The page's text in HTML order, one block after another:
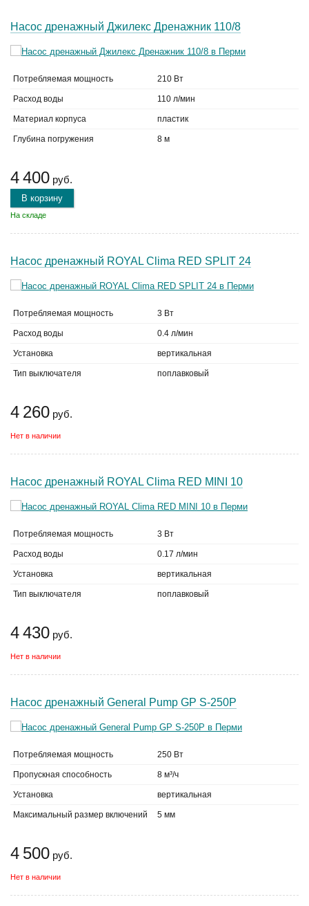
Насос дренажный Джилекс Дренажник 110/8
Потребляемая мощность 210 Вт
Расход воды 110 л/мин
Материал корпуса пластик
Глубина погружения 8 м
4 400 руб.
В корзину
На складе
Насос дренажный ROYAL Clima RED SPLIT 24
Потребляемая мощность 3 Вт
Расход воды 0.4 л/мин
Установка вертикальная
Тип выключателя поплавковый
4 260 руб.
Нет в наличии
Насос дренажный ROYAL Clima RED MINI 10
Потребляемая мощность 3 Вт
Расход воды 0.17 л/мин
Установка вертикальная
Тип выключателя поплавковый
4 430 руб.
Нет в наличии
Насос дренажный General Pump GP S-250P
Потребляемая мощность 250 Вт
Пропускная способность 8 м³/ч
Установка вертикальная
Максимальный размер включений 5 мм
4 500 руб.
Нет в наличии